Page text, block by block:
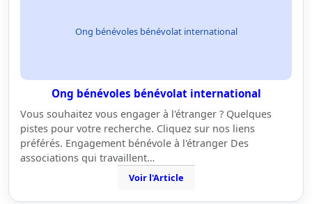
Ong bénévoles bénévolat international
Ong bénévoles bénévolat international
Vous souhaitez vous engager à l'étranger ? Quelques
pistes pour votre recherche. Cliquez sur nos liens
préférés. Engagement bénévole à l'étranger Des
associations qui travaillent…
Voir l'Article